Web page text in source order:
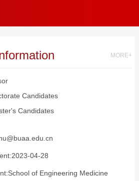
MORE+
Candidates
Candidates
04-28
of Engineering Medicine